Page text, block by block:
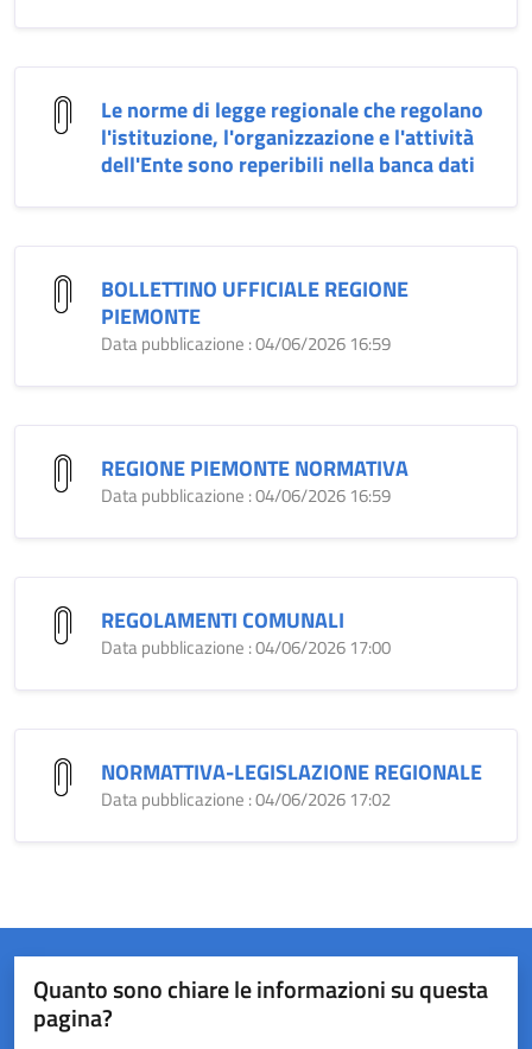
Le norme di legge regionale che regolano
l'istituzione, l'organizzazione e l'attività
dell'Ente sono reperibili nella banca dati
BOLLETTINO UFFICIALE REGIONE
PIEMONTE
Data pubblicazione : 04/06/2026 16:59
REGIONE PIEMONTE NORMATIVA
Data pubblicazione : 04/06/2026 16:59
REGOLAMENTI COMUNALI
Data pubblicazione : 04/06/2026 17:00
NORMATTIVA-LEGISLAZIONE REGIONALE
Data pubblicazione : 04/06/2026 17:02
Quanto sono chiare le informazioni su questa
pagina?